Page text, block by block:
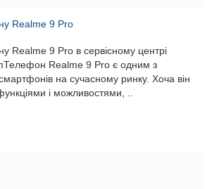
Realme 9 Pro
Realme 9 Pro в сервісному центрі
Realme 9 Pro є одним з
на сучасному ринку. Хоча він
і можливостями, ..